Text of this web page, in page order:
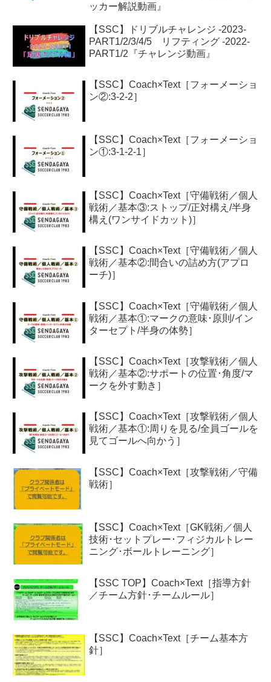
ッカー解説動画』
【SSC】ドリブルチャレンジ -2023-
PART1/2/3/4/5 リフティング -2022-
PART1/2『チャレンジ動画』
【SSC】Coach×Text［フォーメーショ
ン②:3-2-2］
【SSC】Coach×Text［フォーメーショ
ン①:3-1-2-1］
【SSC】Coach×Text［守備戦術／個人
戦術／基本③:ストップ/正対構え/半身
構え(ワンサイドカット)］
【SSC】Coach×Text［守備戦術／個人
戦術／基本②:間合いの詰め方(アプロ
ーチ)］
【SSC】Coach×Text［守備戦術／個人
戦術／基本①:マークの意味･原則/イン
ターセプト/半身の体勢］
【SSC】Coach×Text［攻撃戦術／個人
戦術／基本②:サポートの位置･角度/マ
ークを外す動き］
【SSC】Coach×Text［攻撃戦術／個人
戦術／基本①:周りを見る/全員ゴールを
見てゴールへ向かう］
【SSC】Coach×Text［攻撃戦術／守備
戦術］
【SSC】Coach×Text［GK戦術／個人
技術･セットプレー･フィジカルトレー
ニング･ボールトレーニング］
【SSC TOP】Coach×Text［指導方針
／チーム方針･チームルール］
【SSC】Coach×Text［チーム基本方
針］